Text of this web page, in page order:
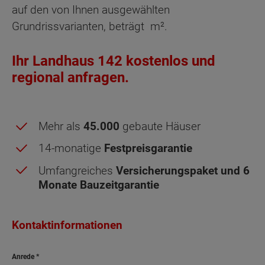
Netto-Raumfläche nach DIN 277 Dachgeschoss
auf den von Ihnen ausgewählten
Grundrissvarianten, beträgt m².
Ihr Landhaus 142 kostenlos und
regional anfragen.
Mehr als 45.000 gebaute Häuser
14-monatige Festpreisgarantie
Umfangreiches Versicherungspaket und 6
Monate Bauzeitgarantie
Kontaktinformationen
Anrede